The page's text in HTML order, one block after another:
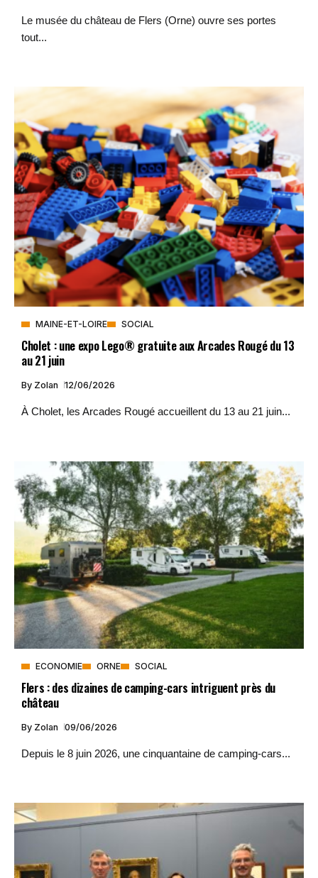
Le musée du château de Flers (Orne) ouvre ses portes
tout...
MAINE-ET-LOIRE SOCIAL
Cholet : une expo Lego® gratuite aux Arcades Rougé du 13
au 21 juin
By Zolan 12/06/2026
À Cholet, les Arcades Rougé accueillent du 13 au 21 juin...
ECONOMIE ORNE SOCIAL
Flers : des dizaines de camping-cars intriguent près du
château
By Zolan 09/06/2026
Depuis le 8 juin 2026, une cinquantaine de camping-cars...